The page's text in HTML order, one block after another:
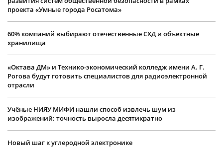
проекта «Умные города Росатома»
60% компаний выбирают отечественные СХД и объектные
хранилища
«Октава ДМ» и Технико-экономический колледж имени А. Г.
Рогова будут готовить специалистов для радиоэлектронной
отрасли
Учëные НИЯУ МИФИ нашли способ извлечь шум из
изображений: точность выросла десятикратно
Новый шаг к углеродной электронике